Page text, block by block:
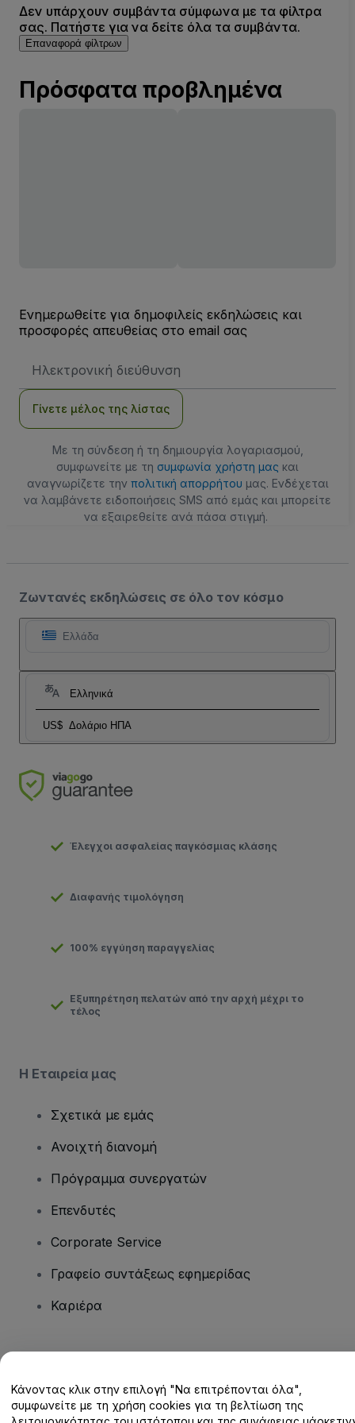
Δεν υπάρχουν συμβάντα σύμφωνα με τα φίλτρα
σας. Πατήστε για να δείτε όλα τα συμβάντα.
Επαναφορά φίλτρων
Πρόσφατα προβλημένα
Ενημερωθείτε για δημοφιλείς εκδηλώσεις και
προσφορές απευθείας στο email σας
Email
Γίνετε μέλος της λίστας
Με τη σύνδεση ή τη δημιουργία λογαριασμού,
συμφωνείτε με τη συμφωνία χρήστη μας και
αναγνωρίζετε την πολιτική απορρήτου μας. Ενδέχεται
να λαμβάνετε ειδοποιήσεις SMS από εμάς και μπορείτε
να εξαιρεθείτε ανά πάσα στιγμή.
Ζωντανές εκδηλώσεις σε όλο τον κόσμο
Ελλάδα
Ελληνικά
US$ Δολάριο ΗΠΑ
Έλεγχοι ασφαλείας παγκόσμιας κλάσης
Διαφανής τιμολόγηση
100% εγγύηση παραγγελίας
Εξυπηρέτηση πελατών από την αρχή μέχρι το
τέλος
Η Εταιρεία μας
Σχετικά με εμάς
Ανοιχτή διανομή
Πρόγραμμα συνεργατών
Επενδυτές
Corporate Service
Γραφείο συντάξεως εφημερίδας
Καριέρα
Κέντρο βοήθειας / Επικοινωνήστε μαζί μας
Κάνοντας κλικ στην επιλογή "Να επιτρέπονται όλα",
συμφωνείτε με τη χρήση cookies για τη βελτίωση της